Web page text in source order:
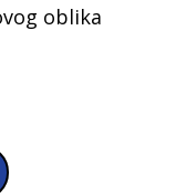
oblika